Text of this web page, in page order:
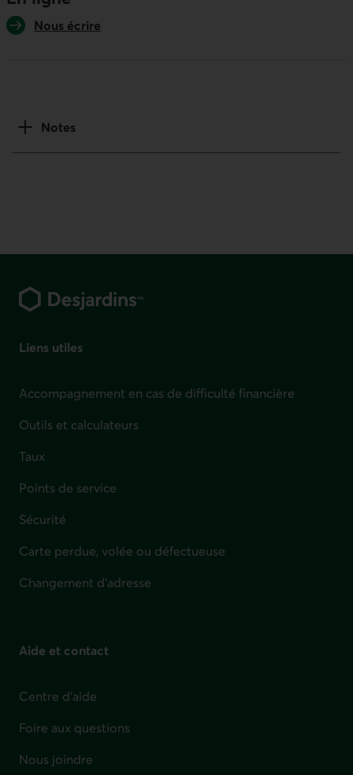
Nous écrire
Notes
Liens utiles
Accompagnement en cas de difficulté financière
Outils et calculateurs
Taux
Points de service
Sécurité
Carte perdue, volée ou défectueuse
Changement d'adresse
Aide et contact
Centre d'aide
Foire aux questions
Nous joindre